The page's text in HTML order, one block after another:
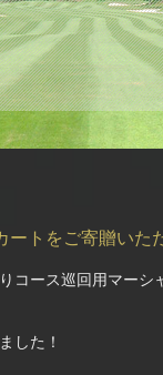
トをご寄贈いた
コース巡回用マー
した！